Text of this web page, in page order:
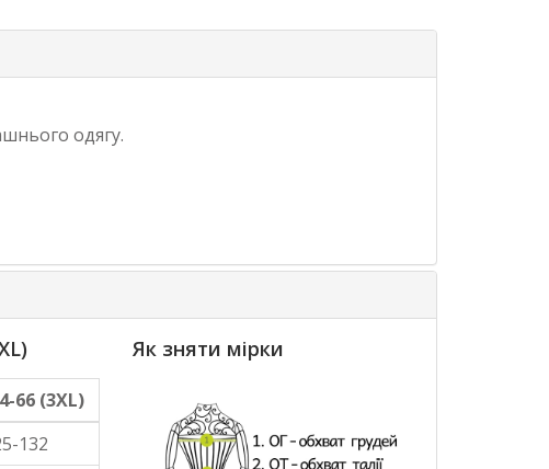
одягу.
66 (3XL)
132
Як зняти мірки